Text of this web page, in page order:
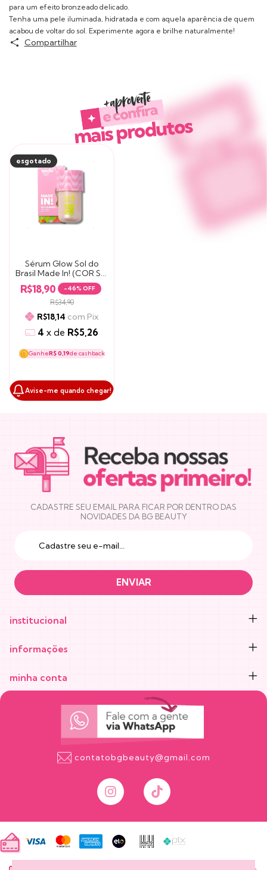
para um efeito bronzeado delicado.
Tenha uma pele iluminada, hidratada e com aquela aparência de quem
acabou de voltar do sol. Experimente agora e brilhe naturalmente!
Compartilhar
Produtos similares
esgotado
Sérum Glow Sol do
Brasil Made In! (COR Sol
da Manhã) - Melu by
Ruby Rose
R$18,90 -46% OFF
R$34,90
R$18,14 com Pix
4 xde R$5,26
GanheR$ 0,19de cashback
Avise-me quando chegar!
NEWSLETTER
CADASTRE SEU EMAIL PARA FICAR POR DENTRO DAS
NOVIDADES DA BG BEAUTY
institucional
informações
minha conta
contatobgbeauty@gmail.com